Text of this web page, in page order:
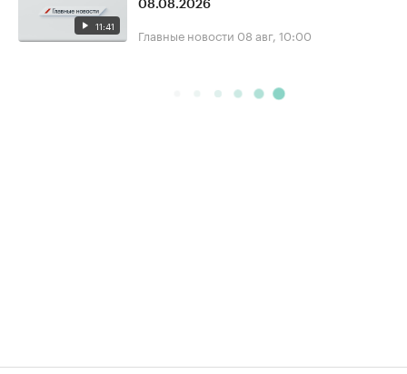
11:41
08.08.2026
Главные новости 08 авг, 10:00